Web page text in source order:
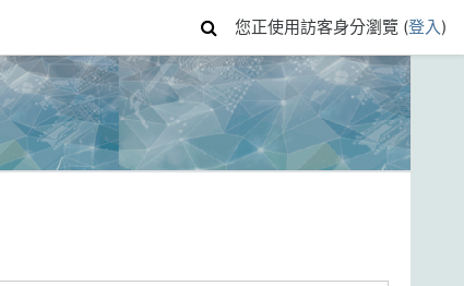
您正使用訪客身分瀏覽 (登入)